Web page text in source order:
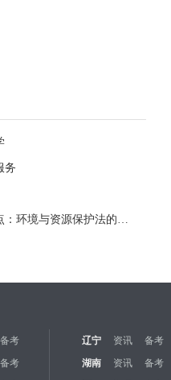
务
2014年自考环境与资源保护法学考点：环境与资源保护法的特征
备考 辽宁 资讯 备考
备考 湖南 资讯 备考